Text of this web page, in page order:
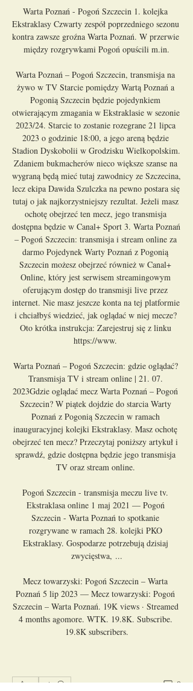
Warta Poznań - Pogoń Szczecin 1. kolejka
Ekstraklasy Czwarty zespół poprzedniego sezonu
kontra zawsze groźna Warta Poznań. W przerwie
między rozgrywkami Pogoń opuścili m.in.
Warta Poznań – Pogoń Szczecin, transmisja na
żywo w TV Starcie pomiędzy Wartą Poznań a
Pogonią Szczecin będzie pojedynkiem
otwierającym zmagania w Ekstraklasie w sezonie
2023/24. Starcie to zostanie rozegrane 21 lipca
2023 o godzinie 18:00, a jego areną będzie
Stadion Dyskobolii w Grodzisku Wielkopolskim.
Zdaniem bukmacherów nieco większe szanse na
wygraną będą mieć tutaj zawodnicy ze Szczecina,
lecz ekipa Dawida Szulczka na pewno postara się
tutaj o jak najkorzystniejszy rezultat. Jeżeli masz
ochotę obejrzeć ten mecz, jego transmisja
dostępna będzie w Canal+ Sport 3. Warta Poznań
– Pogoń Szczecin: transmisja i stream online za
darmo Pojedynek Warty Poznań z Pogonią
Szczecin możesz obejrzeć również w Canal+
Online, który jest serwisem streamingowym
oferującym dostęp do transmisji live przez
internet. Nie masz jeszcze konta na tej platformie
i chciałbyś wiedzieć, jak oglądać w niej mecze?
Oto krótka instrukcja: Zarejestruj się z linku
https://www.
Warta Poznań – Pogoń Szczecin: gdzie oglądać?
Transmisja TV i stream online | 21. 07.
2023Gdzie oglądać mecz Warta Poznań – Pogoń
Szczecin? W piątek dojdzie do starcia Warty
Poznań z Pogonią Szczecin w ramach
inauguracyjnej kolejki Ekstraklasy. Masz ochotę
obejrzeć ten mecz? Przeczytaj poniższy artykuł i
sprawdź, gdzie dostępna będzie jego transmisja
TV oraz stream online.
Pogoń Szczecin - transmisja meczu live tv.
Ekstraklasa online 1 maj 2021 — Pogoń
Szczecin - Warta Poznań to spotkanie
rozgrywane w ramach 28. kolejki PKO
Ekstraklasy. Gospodarze potrzebują dzisiaj
zwycięstwa, ...
Mecz towarzyski: Pogoń Szczecin – Warta
Poznań 5 lip 2023 — Mecz towarzyski: Pogoń
Szczecin – Warta Poznań. 19K views · Streamed
4 months agomore. WTK. 19.8K. Subscribe.
19.8K subscribers.
0 0